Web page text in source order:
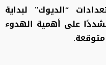
“الديوك” لبداية
على أهمية الهدوء